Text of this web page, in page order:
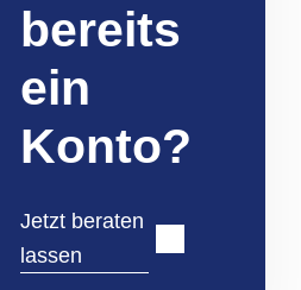
bereits
ein
Konto?
Jetzt beraten
lassen